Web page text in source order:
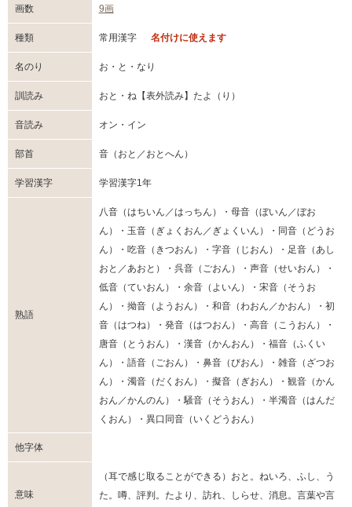
画数 9画
種類 常用漢字 名付けに使えます
名のり お・と・なり
訓読み おと・ね【表外読み】たよ（り）
音読み オン・イン
部首 音（おと／おとへん）
学習漢字 学習漢字1年
熟語
八音（はちいん／はっちん）・母音（ぼいん／ぼお
ん）・玉音（ぎょくおん／ぎょくいん）・同音（どうお
ん）・吃音（きつおん）・字音（じおん）・足音（あし
おと／あおと）・呉音（ごおん）・声音（せいおん）・
低音（ていおん）・余音（よいん）・宋音（そうお
ん）・拗音（ようおん）・和音（わおん／かおん）・初
音（はつね）・発音（はつおん）・高音（こうおん）・
唐音（とうおん）・漢音（かんおん）・福音（ふくい
ん）・語音（ごおん）・鼻音（びおん）・雑音（ざつお
ん）・濁音（だくおん）・擬音（ぎおん）・観音（かん
おん／かんのん）・騒音（そうおん）・半濁音（はんだ
くおん）・異口同音（いくどうおん）
他字体
意味
（耳で感じ取ることができる）おと。ねいろ、ふし、う
た。噂、評判。たより、訪れ、しらせ、消息。言葉や言